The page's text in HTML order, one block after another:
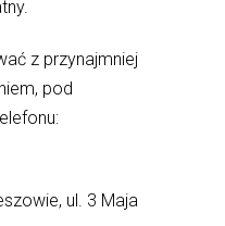
z przynajmniej
pod
ul. 3 Maja